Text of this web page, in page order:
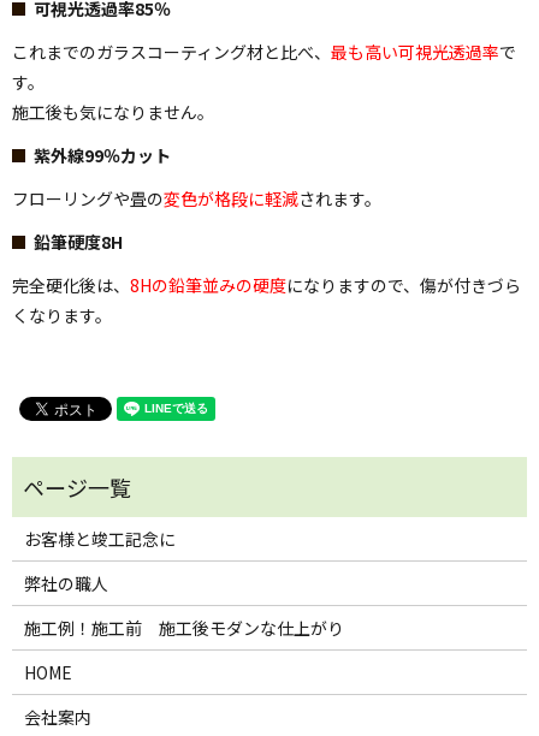
可視光透過率85％
これまでのガラスコーティング材と比べ、 最も高い可視光透過率で
す。
施工後も気になりません。
紫外線99％カット
フローリングや畳の変色が格段に軽減されます。
鉛筆硬度8H
完全硬化後は、 8Hの鉛筆並みの硬度になりますので、傷が付きづら
くなります。
お客様と竣工記念に
弊社の職人
施工例！施工前 施工後モダンな仕上がり
HOME
会社案内